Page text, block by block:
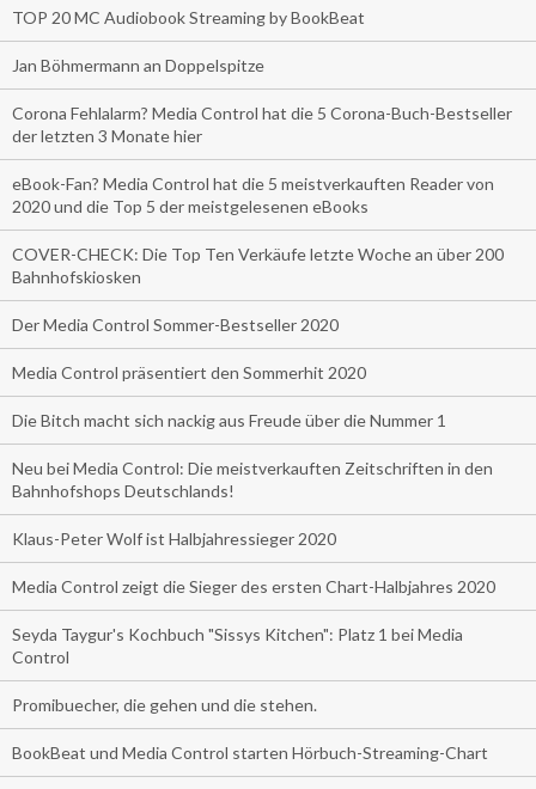
TOP 20 MC Audiobook Streaming by BookBeat
Jan Böhmermann an Doppelspitze
Corona Fehlalarm? Media Control hat die 5 Corona-Buch-Bestseller
der letzten 3 Monate hier
eBook-Fan? Media Control hat die 5 meistverkauften Reader von
2020 und die Top 5 der meistgelesenen eBooks
COVER-CHECK: Die Top Ten Verkäufe letzte Woche an über 200
Bahnhofskiosken
Der Media Control Sommer-Bestseller 2020
Media Control präsentiert den Sommerhit 2020
Die Bitch macht sich nackig aus Freude über die Nummer 1
Neu bei Media Control: Die meistverkauften Zeitschriften in den
Bahnhofshops Deutschlands!
Klaus-Peter Wolf ist Halbjahressieger 2020
Media Control zeigt die Sieger des ersten Chart-Halbjahres 2020
Seyda Taygur's Kochbuch "Sissys Kitchen": Platz 1 bei Media
Control
Promibuecher, die gehen und die stehen.
BookBeat und Media Control starten Hörbuch-Streaming-Chart